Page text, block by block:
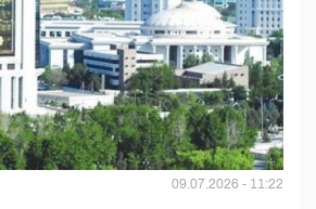
09.07.2026 - 11:22